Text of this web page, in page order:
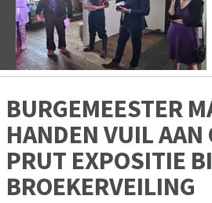
Vorige
BURGEMEESTER
HANDEN VUIL AAN
PRUT EXPOSITIE
BROEKERVEILING